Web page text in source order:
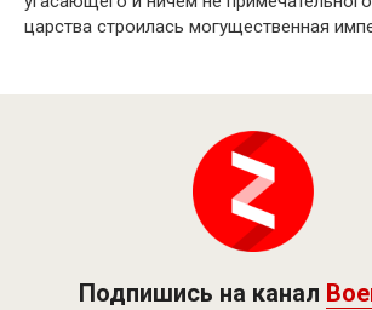
царства строилась могущественная
Подпишись на канал